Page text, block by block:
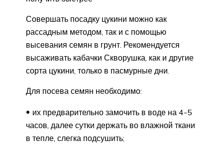
Совершать посадку цукини можно как
рассадным методом, так и с помощью
высевания семян в грунт. Рекомендуется
высаживать кабачки Скворушка, как и другие
сорта цукини, только в пасмурные дни.
Для посева семян необходимо:
их предварительно замочить в воде на 4-5
часов, далее сутки держать во влажной ткани
в тепле, слегка подсушить;